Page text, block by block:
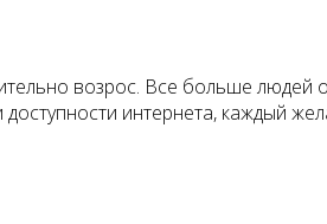
возрос. Все больше
интернета, каждый